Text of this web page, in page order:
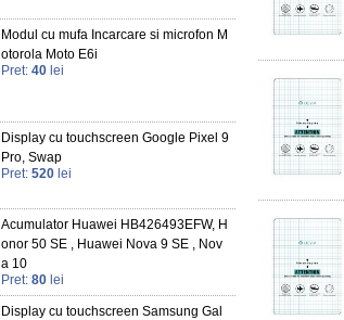
Modul cu mufa Incarcare si microfon M
otorola Moto E6i
Pret: 40 lei
Display cu touchscreen Google Pixel 9
Pro, Swap
Pret: 520 lei
Acumulator Huawei HB426493EFW, H
onor 50 SE , Huawei Nova 9 SE , Nov
a 10
Pret: 80 lei
Display cu touchscreen Samsung Gal